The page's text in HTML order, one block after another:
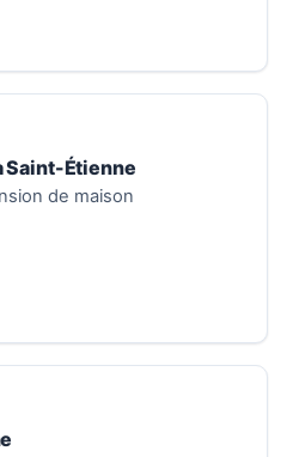
Saint-Étienne
de maison